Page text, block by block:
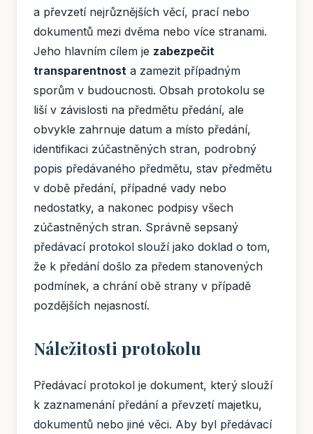
a převzetí nejrůznějších věcí, prací nebo
dokumentů mezi dvěma nebo více stranami.
Jeho hlavním cílem je zabezpečit
transparentnost a zamezit případným
sporům v budoucnosti. Obsah protokolu se
liší v závislosti na předmětu předání, ale
obvykle zahrnuje datum a místo předání,
identifikaci zúčastněných stran, podrobný
popis předávaného předmětu, stav předmětu
v době předání, případné vady nebo
nedostatky, a nakonec podpisy všech
zúčastněných stran. Správně sepsaný
předávací protokol slouží jako doklad o tom,
že k předání došlo za předem stanovených
podmínek, a chrání obě strany v případě
pozdějších nejasností.
Náležitosti protokolu
Předávací protokol je dokument, který slouží
k zaznamenání předání a převzetí majetku,
dokumentů nebo jiné věci. Aby byl předávací